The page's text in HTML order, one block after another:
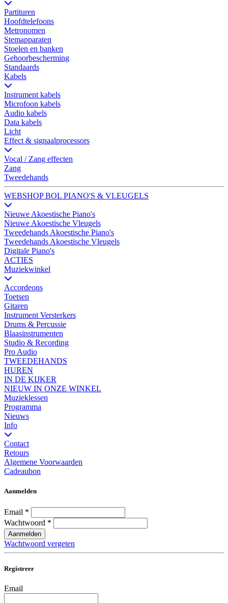
Partituren
Hoofdtelefoons
Metronomen
Stemapparaten
Stoelen en banken
Gehoorbescherming
Standaards
Kabels
Instrument kabels
Microfoon kabels
Audio kabels
Data kabels
Licht
Effect & signaalprocessors
Vocal / Zang effecten
Zang
Tweedehands
WEBSHOP BOL PIANO'S & VLEUGELS
Nieuwe Akoestische Piano's
Nieuwe Akoestische Vleugels
Tweedehands Akoestische Piano's
Tweedehands Akoestische Vleugels
Digitale Piano's
ACTIES
Muziekwinkel
Accordeons
Toetsen
Gitaren
Instrument Versterkers
Drums & Percussie
Blaasinstrumenten
Studio & Recording
Pro Audio
TWEEDEHANDS
HUREN
IN DE KIJKER
NIEUW IN ONZE WINKEL
Muzieklessen
Programma
Nieuws
Info
Contact
Retours
Algemene Voorwaarden
Cadeaubon
Aanmelden
Email *
Wachtwoord *
Aanmelden
Wachtwoord vergeten
Registreer
Email